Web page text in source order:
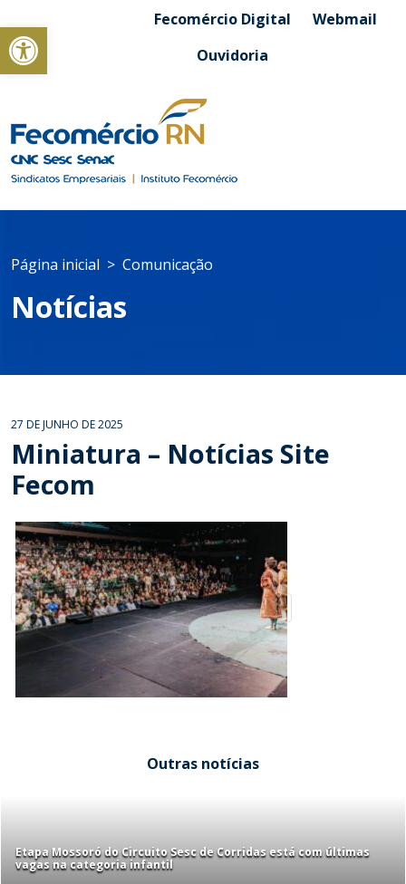
Abrir a barra de ferramentasFecomércio Digital
Webmail
Ouvidoria
Página inicial Comunicação
Notícias
27 DE JUNHO DE 2025
Miniatura – Notícias Site
Fecom
Outras notícias
Etapa Mossoró do Circuito Sesc de Corridas está com últimas
vagas na categoria infantil